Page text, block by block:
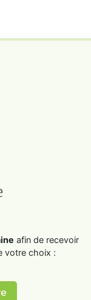
afin de recevoir
votre choix :